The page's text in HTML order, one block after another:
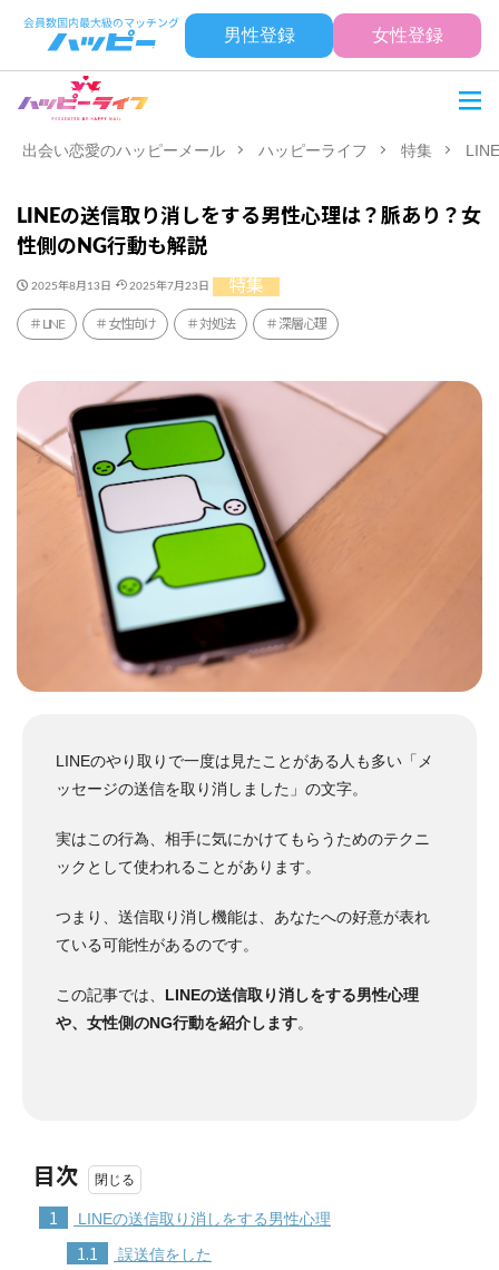
男性登録 女性登録
出会い恋愛のハッピーメール ハッピーライフ 特集
LINEの送信取り消しをする男性心理は？脈あり？女
性側のNG行動も解説
2025年8月13日 2025年7月23日 特集
LINE 女性向け 対処法 深層心理
LINEのやり取りで一度は見たことがある人も多い「メ
ッセージの送信を取り消しました」の文字。
実はこの行為、相手に気にかけてもらうためのテクニ
ックとして使われることがあります。
つまり、送信取り消し機能は、あなたへの好意が表れ
ている可能性があるのです。
この記事では、 LINEの送信取り消しをする男性心理
や、女性側のNG行動を紹介します。
目次
1 LINEの送信取り消しをする男性心理
1.1 誤送信をした